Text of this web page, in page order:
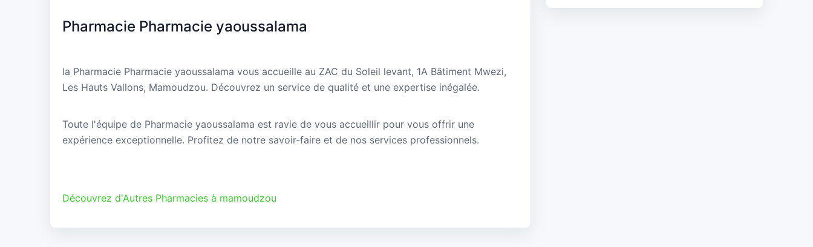
Pharmacie Pharmacie yaoussalama
la Pharmacie Pharmacie yaoussalama vous accueille au ZAC du Soleil levant, 1A Bâtiment Mwezi,
Les Hauts Vallons, Mamoudzou. Découvrez un service de qualité et une expertise inégalée.
Toute l'équipe de Pharmacie yaoussalama est ravie de vous accueillir pour vous offrir une
expérience exceptionnelle. Profitez de notre savoir-faire et de nos services professionnels.
Découvrez d'Autres Pharmacies à mamoudzou